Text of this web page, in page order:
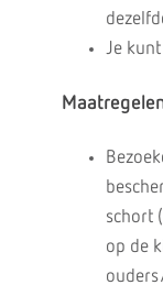
Je
schort
op de